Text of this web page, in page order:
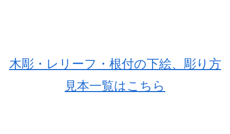
木彫・レリーフ・根付の下絵、彫り方
見本一覧はこちら